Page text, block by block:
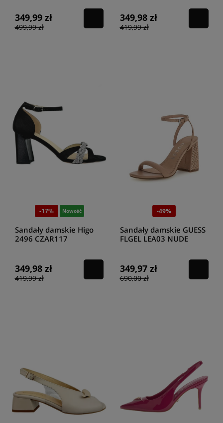
349,99 zł
499,99 zł
349,98 zł
419,99 zł
-17% Nowość
Sandały damskie Higo
2496 CZAR117
349,98 zł
419,99 zł
-49%
Sandały damskie GUESS
FLGEL LEA03 NUDE
349,97 zł
690,00 zł